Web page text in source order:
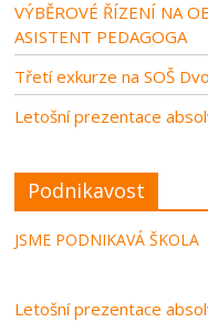
VÝBĚROVÉ ŘÍZENÍ NA
ASISTENT PEDAGOGA
Třetí exkurze na SOŠ
Letošní prezentace
Podnikavost
JSME PODNIKAVÁ ŠKOLA
Letošní prezentace